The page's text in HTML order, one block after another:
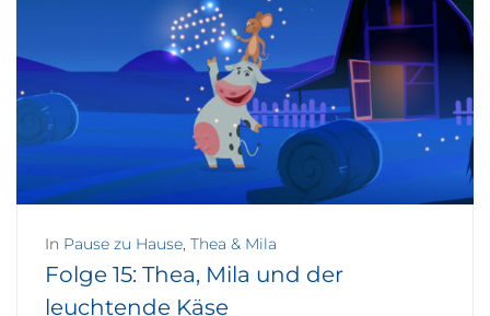
In Pause zu Hause, Thea & Mila
Folge 15: Thea, Mila und der
leuchtende Käse